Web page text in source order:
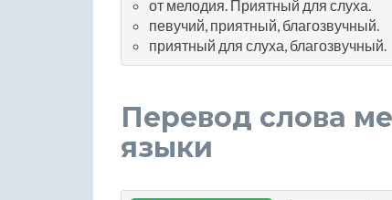
от мелодия. Приятный для слуха.
певучий, приятный, благозвучный.
приятный для слуха, благозвучный.
Перевод слова
языки